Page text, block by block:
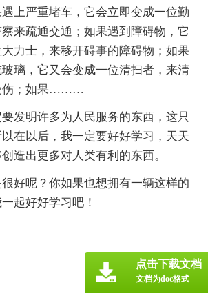
上严重堵车，它会立即变成一位勤
来疏通交通；如果遇到障碍物，它
力士，来移开碍事的障碍物；如果
璃，它又会变成一位清扫者，来清
伤；如果………
发明许多为人民服务的东西，这只
在以后，我一定要好好学习，天天
造出更多对人类有利的东西。
好呢？你如果也想拥有一辆这样的
起好好学习吧！
点击下载文档
文档为doc格式